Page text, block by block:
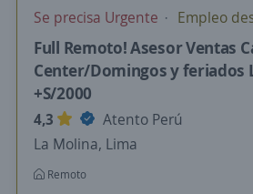
Se precisa Urgente Empleo
Full Remoto! Asesor Ventas
Center/Domingos y feriados
+S/2000
4,3
Atento Perú
La Molina, Lima
Remoto